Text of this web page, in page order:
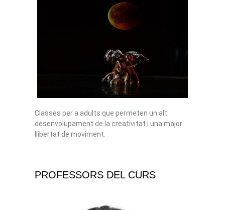
Classes per a adults que permeten un alt
desenvolupament de la creativitat i una major
llibertat de moviment.
PROFESSORS DEL CURS